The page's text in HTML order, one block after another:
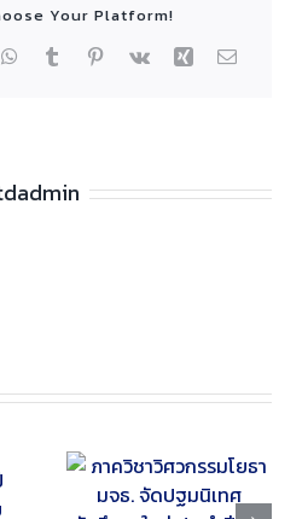
Your Platform!
WhatsApp
Tumblr Pinterest
Vk Xing Email
ม